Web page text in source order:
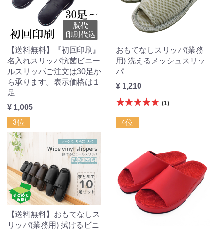
【送料無料】『初回印刷』
名入れスリッパ抗菌ビニー
ルスリッパご注文は30足か
ら承ります。表示価格は１
足
¥ 1,005
おもてなしスリッパ(業務
用) 洗えるメッシュスリッ
パ
¥ 1,210
★★★★★ (1)
3位
【送料無料】おもてなしス
リッパ(業務用) 拭けるビニ
4位